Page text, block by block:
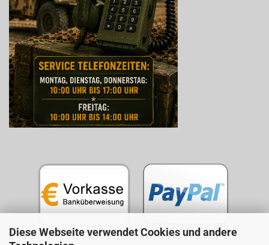
Diese Webseite verwendet Cookies und andere